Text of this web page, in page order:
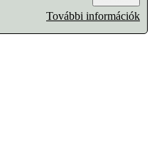
További információk